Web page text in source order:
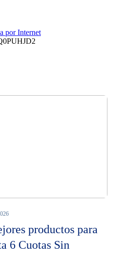
por Internet
productos para
6 Cuotas Sin